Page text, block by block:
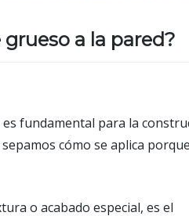
a la pared?
fundamental para la
cómo se aplica
o acabado especial, es el